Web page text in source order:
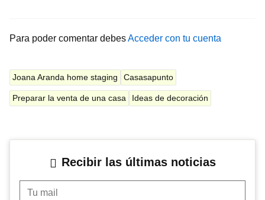
Para poder comentar debesAcceder con tu cuenta
Joana Aranda home staging Casasapunto
Preparar la venta de una casa Ideas de decoración
Recibir las últimas noticias
Tu mail